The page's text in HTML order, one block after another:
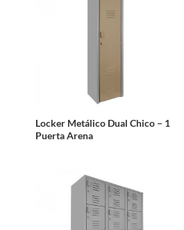
Locker Metálico Dual Chico – 1
Puerta Arena